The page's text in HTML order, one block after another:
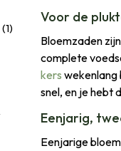
(1)
Voor de
Bloemzaden
complete
kers wekenlang
snel, en je hebt
Eenjarig,
Eenjarige